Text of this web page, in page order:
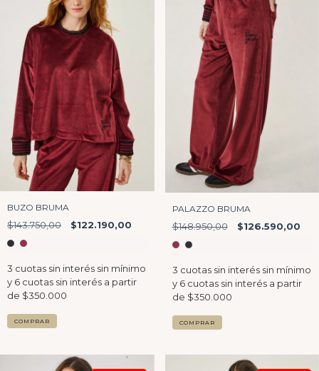
BUZO BRUMA
$143.750,00 $122.190,00
COMPRAR
PALAZZO BRUMA
$148.950,00 $126.590,00
COMPRAR